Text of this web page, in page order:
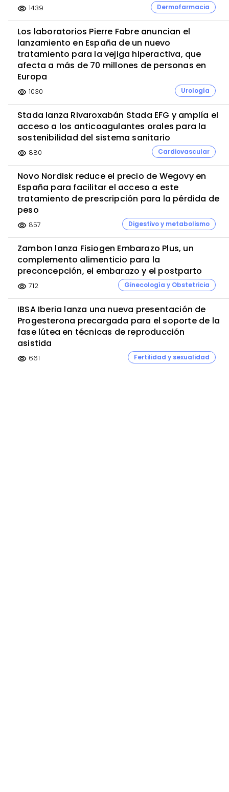
Zamora
Zaragoza...
visibility 1439 Dermofarmacia
Los laboratorios Pierre Fabre anuncian el
lanzamiento en España de un nuevo
tratamiento para la vejiga hiperactiva, que
afecta a más de 70 millones de personas en
Europa
visibility 1030 Urología
Stada lanza Rivaroxabán Stada EFG y amplía el
acceso a los anticoagulantes orales para la
sostenibilidad del sistema sanitario
visibility 880 Cardiovascular
Novo Nordisk reduce el precio de Wegovy en
España para facilitar el acceso a este
tratamiento de prescripción para la pérdida de
peso
visibility 857 Digestivo y metabolismo
Zambon lanza Fisiogen Embarazo Plus, un
complemento alimenticio para la
preconcepción, el embarazo y el postparto
visibility 712 Ginecología y Obstetricia
IBSA Iberia lanza una nueva presentación de
Progesterona precargada para el soporte de la
fase lútea en técnicas de reproducción
asistida
visibility 661 Fertilidad y sexualidad